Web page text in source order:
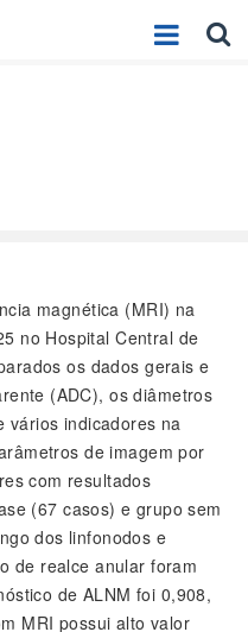
magnética (MRI) na
no Hospital Central de
os dados gerais e
(ADC), os diâmetros
vários indicadores na
de imagem por
com resultados
(67 casos) e grupo sem
dos linfonodos e
de realce anular foram
de ALNM foi 0,908,
MRI possui alto valor